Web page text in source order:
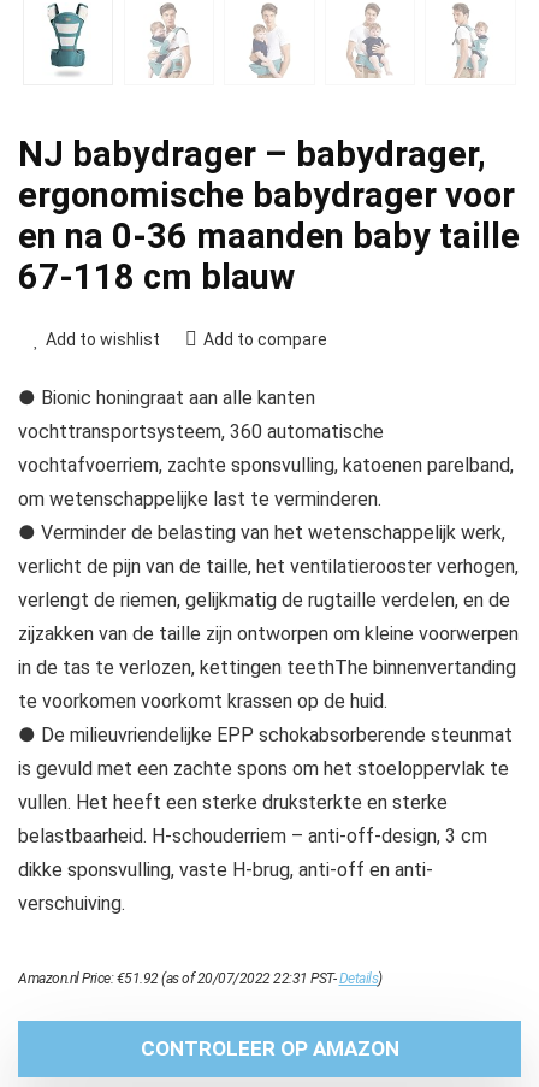
NJ babydrager – babydrager,
ergonomische babydrager voor
en na 0-36 maanden baby taille
67-118 cm blauw
Add to wishlist Add to compare
● Bionic honingraat aan alle kanten
vochttransportsysteem, 360 automatische
vochtafvoerriem, zachte sponsvulling, katoenen parelband,
om wetenschappelijke last te verminderen.
● Verminder de belasting van het wetenschappelijk werk,
verlicht de pijn van de taille, het ventilatierooster verhogen,
verlengt de riemen, gelijkmatig de rugtaille verdelen, en de
zijzakken van de taille zijn ontworpen om kleine voorwerpen
in de tas te verlozen, kettingen teethThe binnenvertanding
te voorkomen voorkomt krassen op de huid.
● De milieuvriendelijke EPP schokabsorberende steunmat
is gevuld met een zachte spons om het stoeloppervlak te
vullen. Het heeft een sterke druksterkte en sterke
belastbaarheid. H-schouderriem – anti-off-design, 3 cm
dikke sponsvulling, vaste H-brug, anti-off en anti-
verschuiving.
Amazon.nl Price:€51.92 (as of 20/07/2022 22:31 PST-Details)
CONTROLEER OP AMAZON